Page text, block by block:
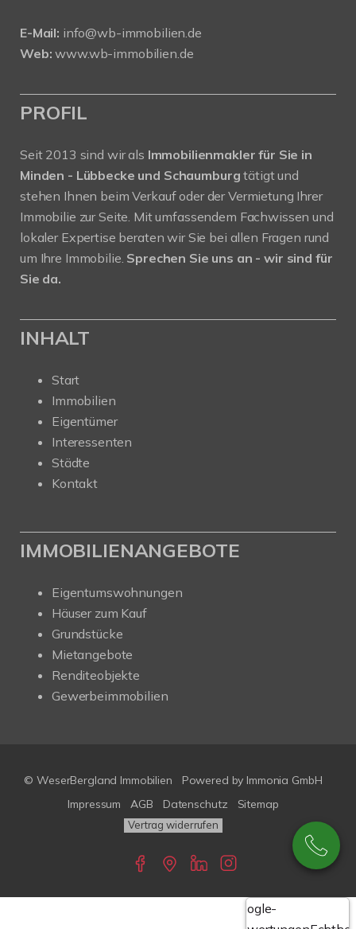
E-Mail: info@wb-immobilien.de
Web: www.wb-immobilien.de
PROFIL
Seit 2013 sind wir als Immobilienmakler für Sie in
Minden - Lübbecke und Schaumburgtätigt und
stehen Ihnen beim Verkauf oder der Vermietung Ihrer
Immobilie zur Seite. Mit umfassendem Fachwissen und
lokaler Expertise beraten wir Sie bei allen Fragen rund
um Ihre Immobilie. Sprechen Sie uns an - wir sind für
Sie da.
INHALT
Start
Immobilien
Eigentümer
Interessenten
Städte
Kontakt
IMMOBILIENANGEBOTE
Eigentumswohnungen
Häuser zum Kauf
Grundstücke
Mietangebote
Renditeobjekte
Gewerbeimmobilien
© WeserBergland Immobilien Powered by Immonia GmbH
Impressum
AGB Datenschutz Sitemap
Vertrag widerrufen
Google-